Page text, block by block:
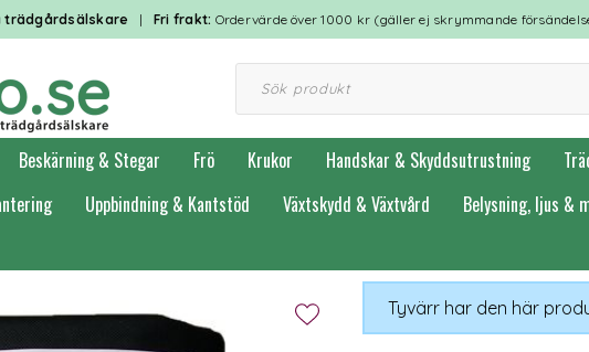
trädgårdsälskare | Fri frakt: Ordervärde över 1000 kr (gäller ej skrymmande
Beskärning & Stegar Frö Krukor Handskar & Skyddsutrustning
Uppbindning & Kantstöd Växtskydd & Växtvård Belysning, ljus &
Tyvärr har den här